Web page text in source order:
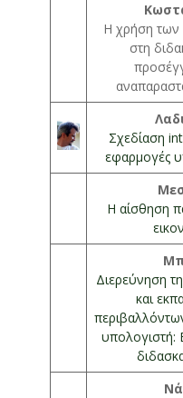
Η χρήση των
στη
Σχεδίαση
εφαρμογές
Η αίσθηση
Διερεύνηση
και
υπολογιστή: